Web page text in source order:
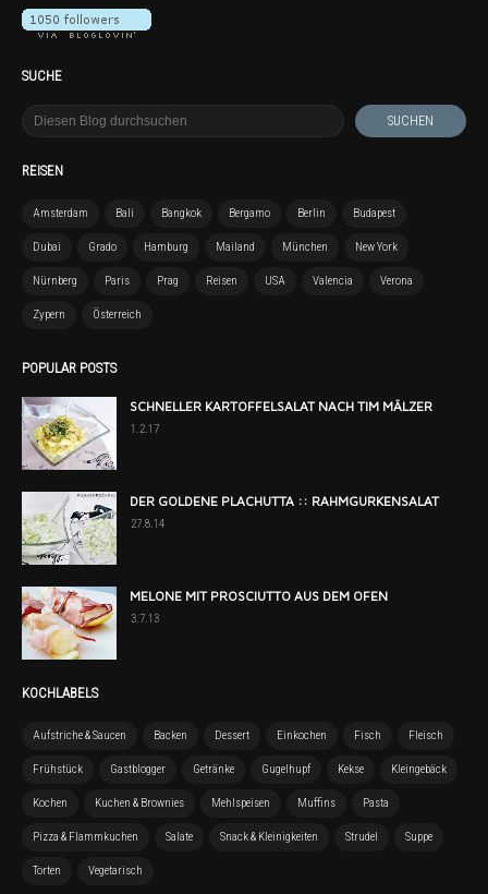
SUCHE
REISEN
Amsterdam Bali Bangkok Bergamo Berlin Budapest
Dubai Grado Hamburg Mailand München New York
Nürnberg Paris Prag Reisen USA Valencia Verona
Zypern Österreich
POPULAR POSTS
SCHNELLER KARTOFFELSALAT NACH TIM MÄLZER
1.2.17
DER GOLDENE PLACHUTTA :: RAHMGURKENSALAT
27.8.14
MELONE MIT PROSCIUTTO AUS DEM OFEN
3.7.13
KOCHLABELS
Aufstriche & Saucen Backen Dessert Einkochen Fisch Fleisch
Frühstück Gastblogger Getränke Gugelhupf Kekse Kleingebäck
Kochen Kuchen & Brownies Mehlspeisen Muffins Pasta
Pizza & Flammkuchen Salate Snack & Kleinigkeiten Strudel Suppe
Torten Vegetarisch